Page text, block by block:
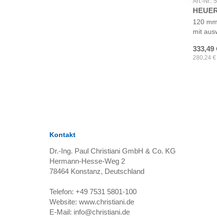
120
mit
333,49
280,24 €
Kontakt
Dr.-Ing. Paul Christiani GmbH & Co. KG
Hermann-Hesse-Weg 2
78464 Konstanz, Deutschland
Telefon: +49 7531 5801-100
Website: www.christiani.de
E-Mail: info@christiani.de